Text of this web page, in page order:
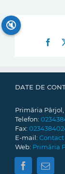
DATE DE
Primăria
Telefon:
Fax:
E-mail: Contact
Web: Primăria
🔇